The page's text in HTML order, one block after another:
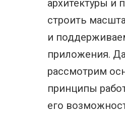
архитектуры и
строить
и
приложения.
рассмотрим
принципы
его